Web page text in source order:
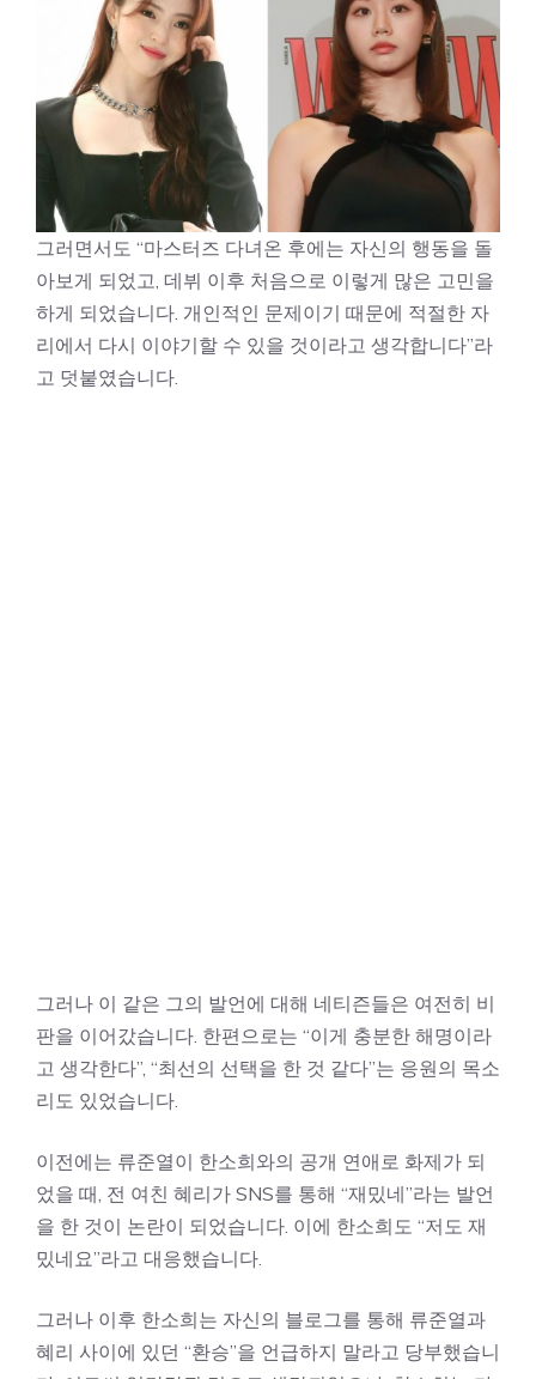
그러면서도 “마스터즈 다녀온 후에는 자신의 행동을 돌
아보게 되었고, 데뷔 이후 처음으로 이렇게 많은 고민을
하게 되었습니다. 개인적인 문제이기 때문에 적절한 자
리에서 다시 이야기할 수 있을 것이라고 생각합니다”라
고 덧붙였습니다.
그러나 이 같은 그의 발언에 대해 네티즌들은 여전히 비
판을 이어갔습니다. 한편으로는 “이게 충분한 해명이라
고 생각한다”, “최선의 선택을 한 것 같다”는 응원의 목소
리도 있었습니다.
이전에는 류준열이 한소희와의 공개 연애로 화제가 되
었을 때, 전 여친 혜리가 SNS를 통해 “재밌네”라는 발언
을 한 것이 논란이 되었습니다. 이에 한소희도 “저도 재
밌네요”라고 대응했습니다.
그러나 이후 한소희는 자신의 블로그를 통해 류준열과
혜리 사이에 있던 “환승”을 언급하지 말라고 당부했습니